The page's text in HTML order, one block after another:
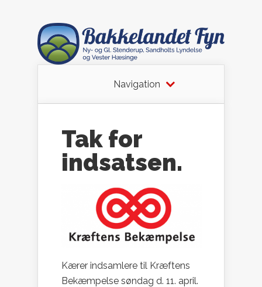
Navigation
Tak for
indsatsen.
Kærer indsamlere til Kræftens
Bekæmpelse søndag d. 11. april.